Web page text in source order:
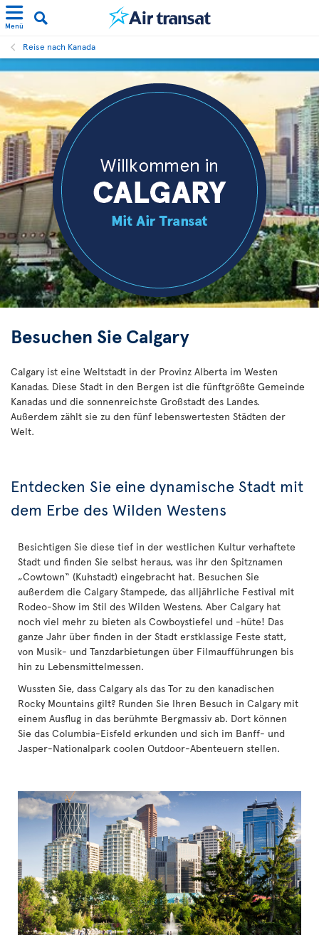
Menü
Reise nach Kanada
Besuchen Sie Calgary
Calgary ist eine Weltstadt in der Provinz Alberta im Westen
Kanadas. Diese Stadt in den Bergen ist die fünftgrößte Gemeinde
Kanadas und die sonnenreichste Großstadt des Landes.
Außerdem zählt sie zu den fünf lebenswertesten Städten der
Welt.
Entdecken Sie eine dynamische Stadt mit
dem Erbe des Wilden Westens
Besichtigen Sie diese tief in der westlichen Kultur verhaftete
Stadt und finden Sie selbst heraus, was ihr den Spitznamen
„Cowtown“ (Kuhstadt) eingebracht hat. Besuchen Sie
außerdem die Calgary Stampede, das alljährliche Festival mit
Rodeo-Show im Stil des Wilden Westens. Aber Calgary hat
noch viel mehr zu bieten als Cowboystiefel und -hüte! Das
ganze Jahr über finden in der Stadt erstklassige Feste statt,
von Musik- und Tanzdarbietungen über Filmaufführungen bis
hin zu Lebensmittelmessen.
Wussten Sie, dass Calgary als das Tor zu den kanadischen
Rocky Mountains gilt? Runden Sie Ihren Besuch in Calgary mit
einem Ausflug in das berühmte Bergmassiv ab. Dort können
Sie das Columbia-Eisfeld erkunden und sich im Banff- und
Jasper-Nationalpark coolen Outdoor-Abenteuern stellen.